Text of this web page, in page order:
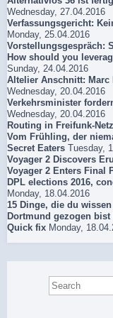
Wednesday, 27.04.2016
Verfassungsgericht:
Monday, 25.04.2016
Vorstellungsgespräch:
How should you
Sunday, 24.04.2016
Altelier Anschnitt: Marc
Wednesday, 20.04.2016
Verkehrsminister
Wednesday, 20.04.2016
Routing in Freifunk-
Vom Frühling, der
Secret Eaters Tuesday,
Voyager 2 Discovers
Voyager 2 Enters Final
DPL elections 2016,
Monday, 18.04.2016
15 Dinge, die du
Dortmund gezogen bist
Quick fix Monday,
Search
for: